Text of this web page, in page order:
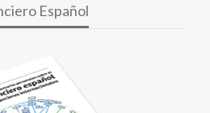
Español